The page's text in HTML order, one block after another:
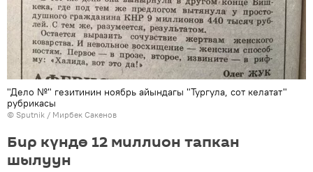
"Дело №" гезитинин ноябрь айындагы "Тургула, сот келатат"
рубрикасы
© Sputnik / Мирбек Сакенов
Бир күндө 12 миллион тапкан
шылуун